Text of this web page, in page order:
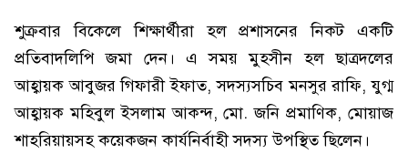
শুক্রবার বিকেলে শিক্ষার্থীরা হল প্রশাসনের নিকট একটি
প্রতিবাদলিপি জমা দেন। এ সময় মুহসীন হল ছাত্রদলের
আহ্বায়ক আবুজর গিফারী ইফাত, সদস্যসচিব মনসুর রাফি, যুগ্ম
আহ্বায়ক মহিবুল ইসলাম আকন্দ, মো. জনি প্রমাণিক, মোয়াজ
শাহরিয়ায়সহ কয়েকজন কার্যনির্বাহী সদস্য উপস্থিত ছিলেন।